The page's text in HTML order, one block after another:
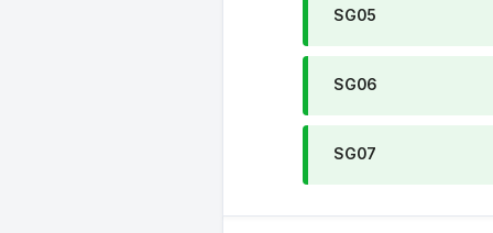
SG05
SG06
SG07